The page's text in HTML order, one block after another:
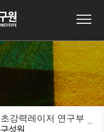
초강력레이저 연구부
구성원